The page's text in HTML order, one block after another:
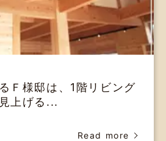
Ｆ様邸は、1階リビング
上げる...
Read more